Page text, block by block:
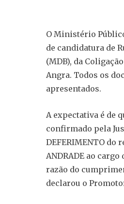
O Ministério
de candidatura de
(MDB), da
Angra. Todos os
apresentados.
A expectativa é de
confirmado pela
DEFERIMENTO do
ANDRADE ao
razão do
declarou o